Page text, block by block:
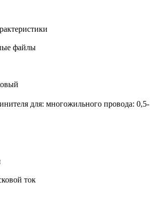
файлы
для: многожильного провода: 0,5-
ток